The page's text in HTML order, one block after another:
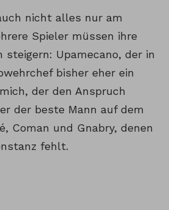
nicht alles nur am
Spieler müssen ihre
steigern: Upamecano, der in
bisher eher ein
der den Anspruch
der beste Mann auf dem
Coman und Gnabry, denen
fehlt.